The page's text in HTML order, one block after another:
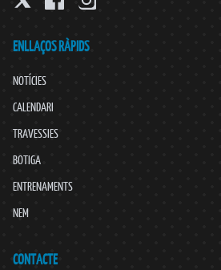
ENLLAÇOS RÀPIDS
NOTÍCIES
CALENDARI
TRAVESSIES
BOTIGA
ENTRENAMENTS
NEM
CONTACTE